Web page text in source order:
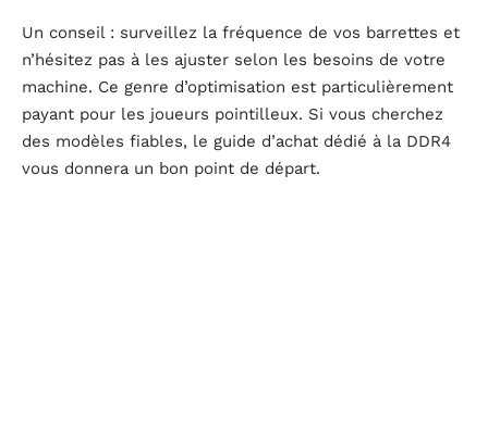
Un conseil : surveillez la fréquence de vos barrettes et
n’hésitez pas à les ajuster selon les besoins de votre
machine. Ce genre d’optimisation est particulièrement
payant pour les joueurs pointilleux. Si vous cherchez
des modèles fiables, le guide d’achat dédié à la DDR4
vous donnera un bon point de départ.